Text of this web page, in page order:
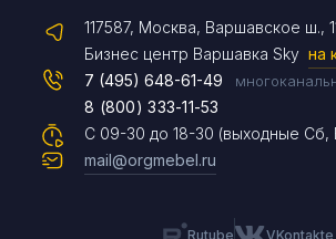
117587, Москва, Варшавское ш.,
Бизнес центр Варшавка Sky на
С 09-30 до 18-30 (выходные Сб,
7 (495) 648-61-49
8 (800) 333-11-53
mail@orgmebel.ru
Rutube VKontakte
Max
Чат на сайте